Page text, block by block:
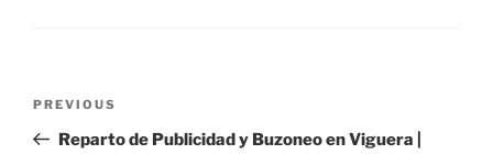
Previous
Post
PREVIOUS
Reparto de Publicidad y Buzoneo en Viguera |